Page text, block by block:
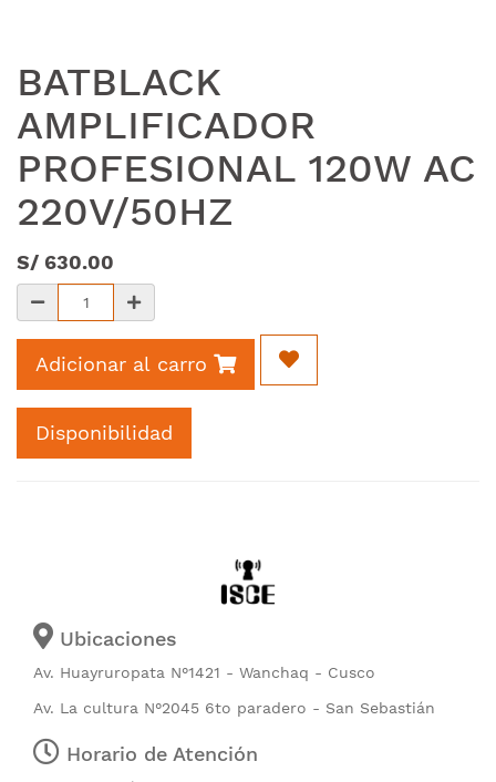
BATBLACK
AMPLIFICADOR
PROFESIONAL 120W AC
220V/50HZ
S/ 630.00
Adicionar al carro
Disponibilidad
Ubicaciones
Av. Huayruropata N°1421 - Wanchaq - Cusco
Av. La cultura N°2045 6to paradero - San Sebastián
Horario de Atención